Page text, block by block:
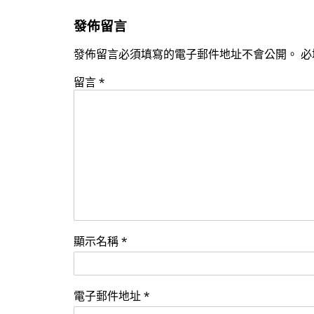
發佈留言
發佈留言必須填寫的電子郵件地址不會公開。
留言 *
顯示名稱 *
電子郵件地址 *